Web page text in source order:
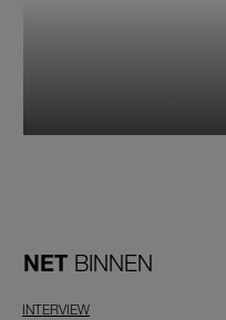
NET BINNEN
INTERVIEW